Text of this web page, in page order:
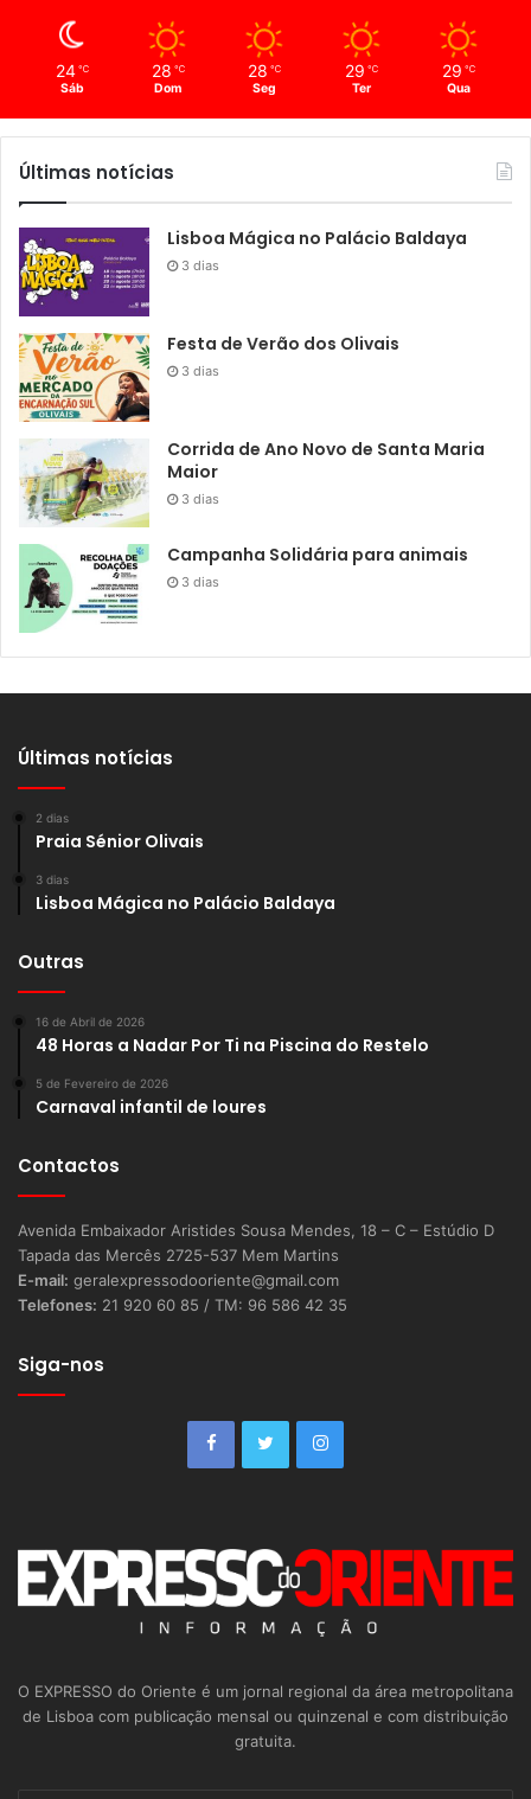
24 ℃
Sáb
28 ℃
Dom
28 ℃
Seg
29 ℃
Ter
29 ℃
Qua
Últimas notícias
Lisboa Mágica no Palácio Baldaya
3 dias
Festa de Verão dos Olivais
3 dias
Corrida de Ano Novo de Santa Maria
Maior
3 dias
Campanha Solidária para animais
3 dias
Últimas notícias
2 dias
Praia Sénior Olivais
3 dias
Lisboa Mágica no Palácio Baldaya
Outras
16 de Abril de 2026
48 Horas a Nadar Por Ti na Piscina do Restelo
5 de Fevereiro de 2026
Carnaval infantil de loures
Contactos
Avenida Embaixador Aristides Sousa Mendes, 18 – C – Estúdio D
Tapada das Mercês 2725-537 Mem Martins
E-mail: geralexpressodooriente@gmail.com
Telefones: 21 920 60 85 / TM: 96 586 42 35
Siga-nos
O EXPRESSO do Oriente é um jornal regional da área metropolitana
de Lisboa com publicação mensal ou quinzenal e com distribuição
gratuita.